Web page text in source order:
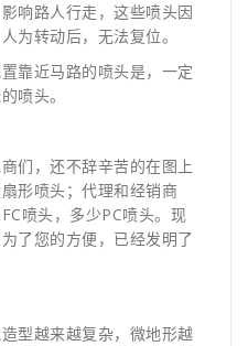
响路人行走，这些喷头因
为转动后，无法复位。
靠近马路的喷头是，一定
喷头。
们，还不辞辛苦的在图上
形喷头；代理和经销商
喷头，多少PC喷头。现
了您的方便，已经发明了
型越来越复杂，微地形越